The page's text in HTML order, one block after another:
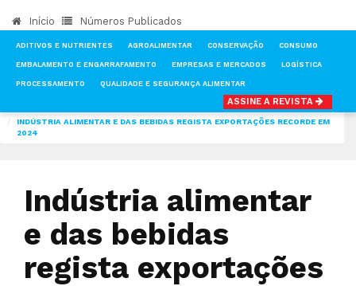
Início Números Publicados
ADITIVOS E NUTRIENTES AGROALIMENTAR CONSERVAÇÃO CONSUMO
EMBALAMENTO E ENGARRAFAMENTO EMPRESAS E MERCADOS LOGÍSTICA
PROCESSAMENTO QUALIDADE E SEGURANÇA ALIMENTAR
ASSINE A REVISTA
INDÚSTRIA ALIMENTAR E DAS BEBIDAS REGISTA EXPORTAÇÕES RECORDE EM
2024
Indústria alimentar
e das bebidas
regista exportações